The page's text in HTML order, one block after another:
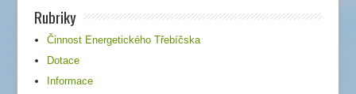
Rubriky
Činnost Energetického Třebíčska
Dotace
Informace